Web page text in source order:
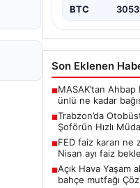
BTC
Son Eklenen
■MASAK’tan
ünlü ne kadar
■Trabzon’da
Şoförün Hızlı
■FED faiz kararı ne
Nisan ayı faiz
■Açık Hava Yaşam
bahçe mutfağı